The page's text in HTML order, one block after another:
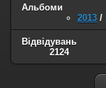
Альбоми
2013 /
Відвідувань
2124